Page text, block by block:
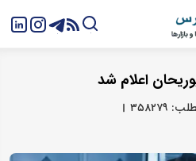
اعلام شد
۳۵۸۲۷۹